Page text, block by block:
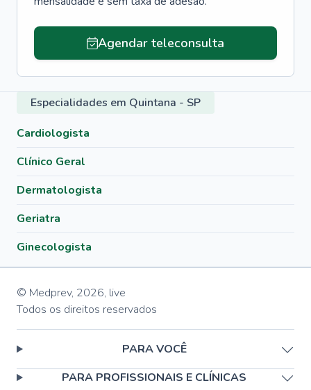
Agendar teleconsulta
Especialidades em Quintana - SP
Cardiologista
Clínico Geral
Dermatologista
Geriatra
Ginecologista
© Medprev, 2026, live
Todos os direitos reservados
PARA VOCÊ
PARA PROFISSIONAIS E CLÍNICAS